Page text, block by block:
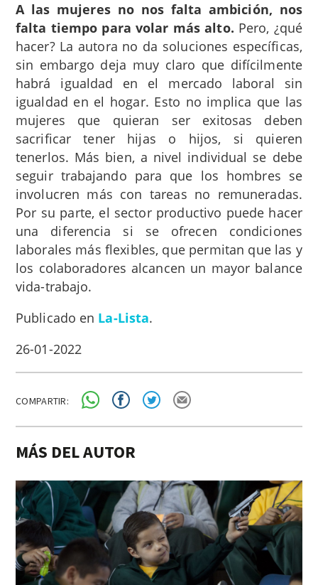
A las mujeres no nos falta ambición, nos
falta tiempo para volar más alto. Pero, ¿qué
hacer? La autora no da soluciones específicas,
sin embargo deja muy claro que difícilmente
habrá igualdad en el mercado laboral sin
igualdad en el hogar. Esto no implica que las
mujeres que quieran ser exitosas deben
sacrificar tener hijas o hijos, si quieren
tenerlos. Más bien, a nivel individual se debe
seguir trabajando para que los hombres se
involucren más con tareas no remuneradas.
Por su parte, el sector productivo puede hacer
una diferencia si se ofrecen condiciones
laborales más flexibles, que permitan que las y
los colaboradores alcancen un mayor balance
vida-trabajo.
Publicado en La-Lista.
26-01-2022
COMPARTIR:
MÁS DEL AUTOR